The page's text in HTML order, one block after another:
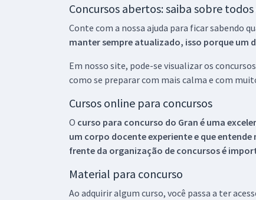
Concursos abertos: saiba sobre
Conte com a nossa ajuda para ficar sabendo
manter sempre atualizado, isso porque um
Em nosso site, pode-se visualizar os
como se preparar com mais calma e com
Cursos online para concursos
O curso para concurso do Gran é uma
um corpo docente experiente e que
frente da organização de concursos é
Material para concurso
Ao adquirir algum curso, você passa a ter